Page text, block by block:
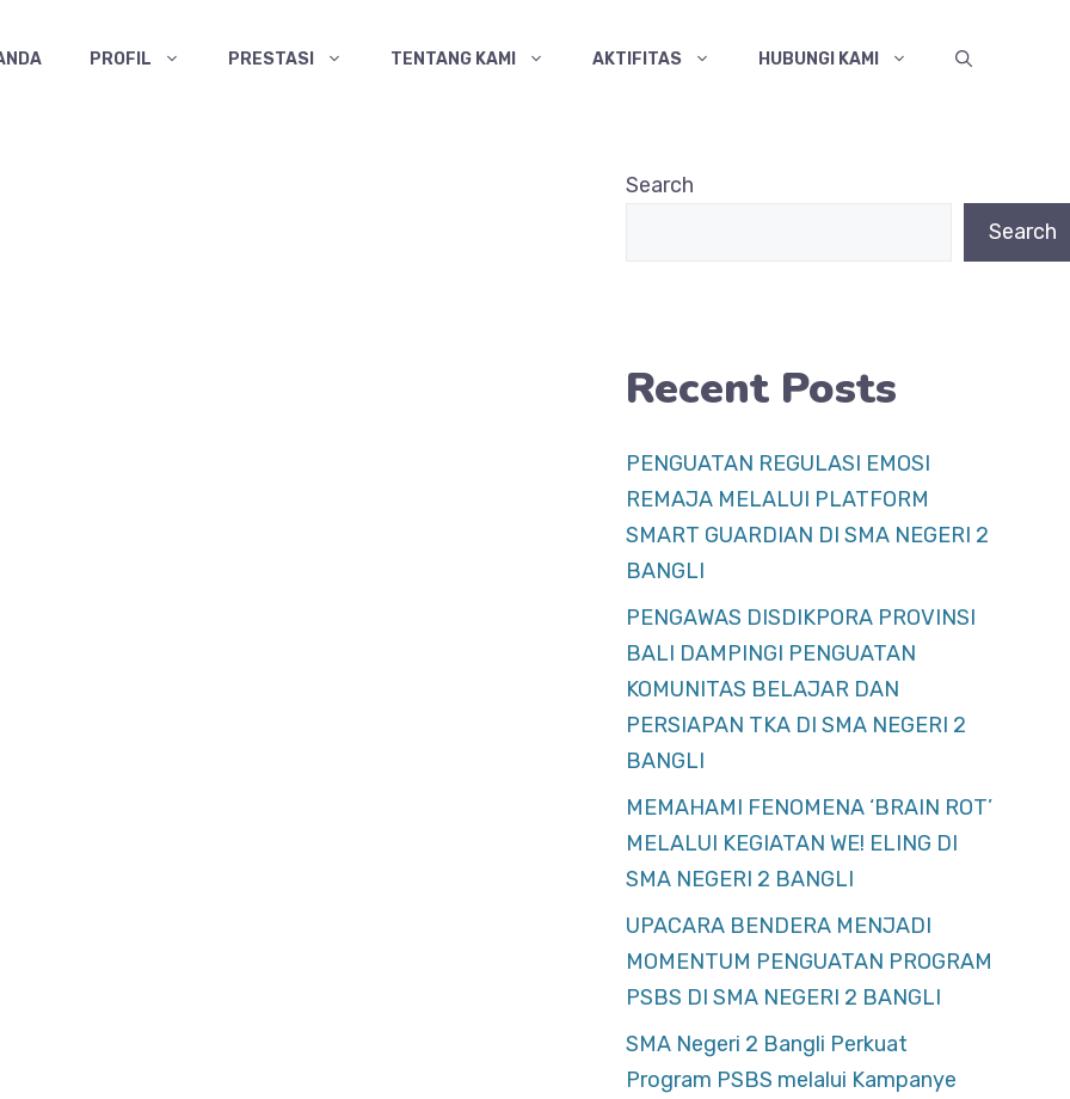
PROFIL PRESTASI TENTANG KAMI AKTIFITAS HUBUNGI KAMI
Search
Search
Recent Posts
PENGUATAN REGULASI EMOSI
REMAJA MELALUI PLATFORM
SMART GUARDIAN DI SMA NEGERI 2
BANGLI
PENGAWAS DISDIKPORA PROVINSI
BALI DAMPINGI PENGUATAN
KOMUNITAS BELAJAR DAN
PERSIAPAN TKA DI SMA NEGERI 2
BANGLI
MEMAHAMI FENOMENA ‘BRAIN ROT’
MELALUI KEGIATAN WE! ELING DI
SMA NEGERI 2 BANGLI
UPACARA BENDERA MENJADI
MOMENTUM PENGUATAN PROGRAM
PSBS DI SMA NEGERI 2 BANGLI
SMA Negeri 2 Bangli Perkuat
Program PSBS melalui Kampanye